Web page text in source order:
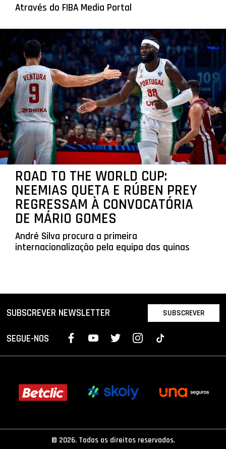
Através do FIBA Media Portal
ROAD TO THE WORLD CUP:
NEEMIAS QUETA E RÚBEN PREY
REGRESSAM À CONVOCATÓRIA
DE MÁRIO GOMES
André Silva procura a primeira
internacionalização pela equipa das quinas
SUBSCREVER NEWSLETTER SUBSCREVER
SEGUE-NOS
© 2026. Todos os direitos reservados.